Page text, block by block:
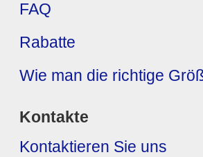
FAQ
Rabatte
Wie man die richtige
Kontakte
Kontaktieren Sie uns